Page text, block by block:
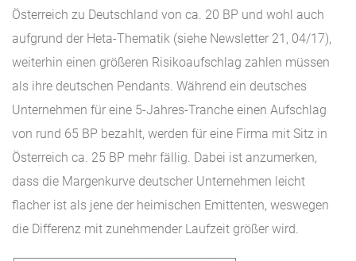
Österreich zu Deutschland von ca. 20 BP und wohl auch
aufgrund der Heta-Thematik (siehe Newsletter 21, 04/17),
weiterhin einen größeren Risikoaufschlag zahlen müssen
als ihre deutschen Pendants. Während ein deutsches
Unternehmen für eine 5-Jahres-Tranche einen Aufschlag
von rund 65 BP bezahlt, werden für eine Firma mit Sitz in
Österreich ca. 25 BP mehr fällig. Dabei ist anzumerken,
dass die Margenkurve deutscher Unternehmen leicht
flacher ist als jene der heimischen Emittenten, weswegen
die Differenz mit zunehmender Laufzeit größer wird.